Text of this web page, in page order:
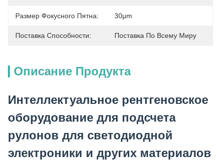
Размер Фокусного Пятна: 30μm
Поставка Способности: Поставка По Всему Миру
Описание Продукта
Интеллектуальное рентгеновское
оборудование для подсчета
рулонов для светодиодной
электроники и других материалов